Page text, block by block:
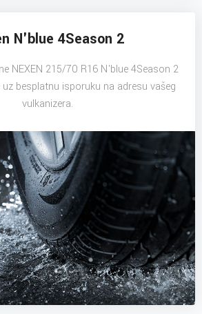
N'blue 4Season 2
NEXEN 215/70 R16 N'blue 4Season 2
besplatnu isporuku na adresu vašeg
vulkanizera.